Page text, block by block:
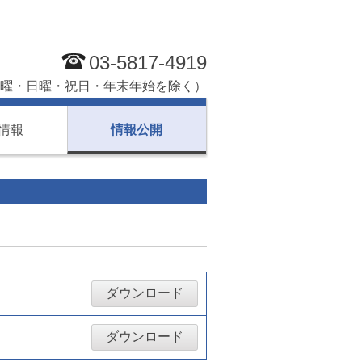
03-5817-4919
・日曜・祝日・年末年始を除く）
報 情報公開
ダウンロード
ダウンロード